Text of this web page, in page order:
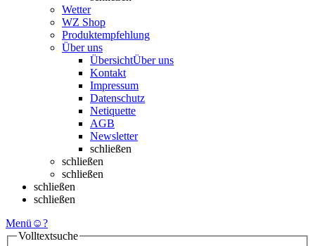
Wetter
WZ Shop
Produktempfehlung
Über uns
ÜbersichtÜber uns
Kontakt
Impressum
Datenschutz
Netiquette
AGB
Newsletter
schließen
schließen
schließen
schließen
schließen
Menü ☺?
Volltextsuche